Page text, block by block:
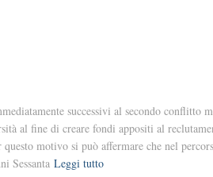
successivi al secondo conflitto
al fine di creare fondi appositi al
motivo si può affermare che nel
Sessanta Leggi tutto